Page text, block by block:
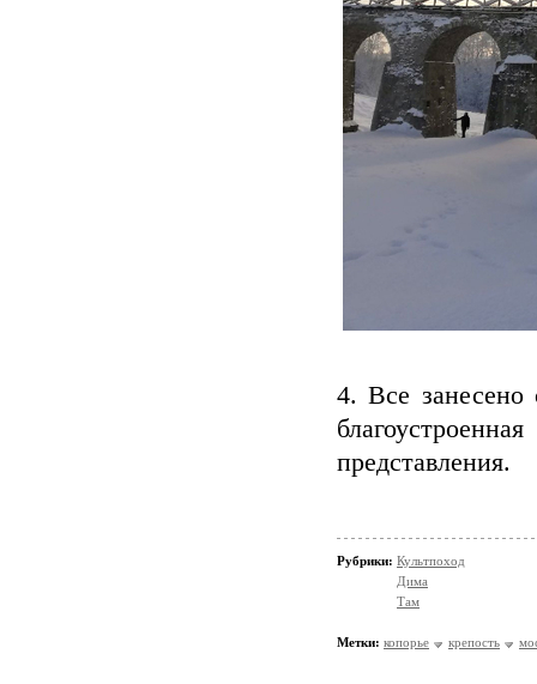
4. Все занесено
представления.
Рубрики: Культпоход
Дима
Там
Метки: копорье крепость